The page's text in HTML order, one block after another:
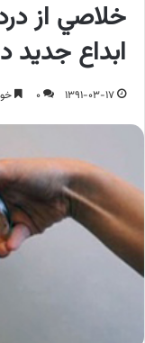
خلاصي از
ابداع جديد
1391-03-17
0